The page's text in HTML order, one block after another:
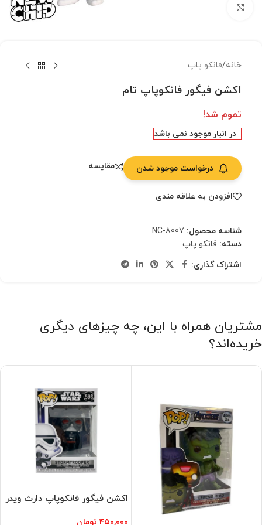
خانه/فانکو پاپ
اکشن فیگور فانکوپاپ تام
تموم شد!
در انبار موجود نمی باشد
درخواست موجود شدن مقایسه
افزودن به علاقه مندی
شناسه محصول: NC-8007
دسته: فانکو پاپ
اشتراک گذاری:
مشتریان همراه با این، چه چیزهای دیگری
خریده‌اند؟
اکشن فیگور فانکوپاپ دارث ویدر
۴۵۰,۰۰۰ تومان